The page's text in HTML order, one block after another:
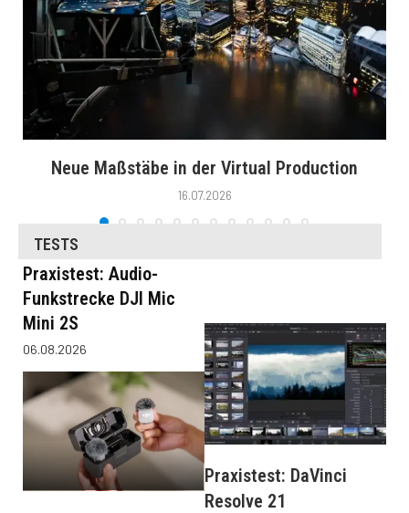
Neue Maßstäbe in der Virtual Production
16.07.2026
TESTS
Praxistest: Audio-
Funkstrecke DJI Mic
Mini 2S
06.08.2026
Praxistest: DaVinci
Resolve 21